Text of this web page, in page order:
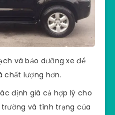
và bảo dưỡng xe để
chất lượng hơn.
định giá cả hợp lý cho
và tình trạng của